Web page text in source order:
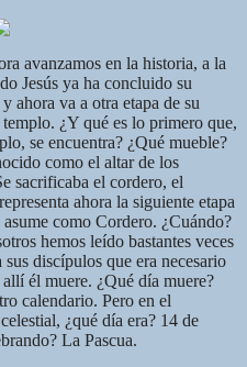
avanzamos en la historia, a la
Jesús ya ha concluido su
ahora va a otra etapa de su
¿Y qué es lo primero que,
se encuentra? ¿Qué mueble?
como el altar de los
sacrificaba el cordero, el
ahora la siguiente etapa
asume como Cordero. ¿Cuándo?
hemos leído bastantes veces
discípulos que era necesario
él muere. ¿Qué día muere?
calendario. Pero en el
¿qué día era? 14 de
La Pascua.